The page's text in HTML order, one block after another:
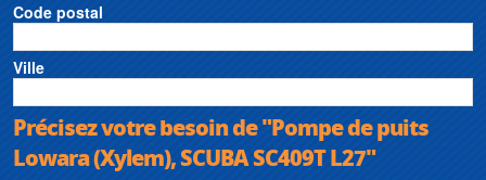
Code postal
Ville
Précisez votre besoin de "Pompe de puits
Lowara (Xylem), SCUBA SC409T L27"